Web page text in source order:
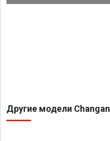
Другие модели Changan